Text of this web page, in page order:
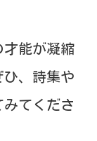
才能が凝縮
ひ、詩集や
てくださ